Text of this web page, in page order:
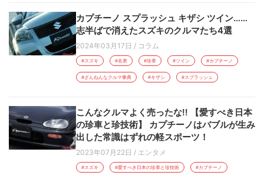
カプチーノ スプラッシュ キザシ ツイン……
志半ばで消えたスズキのクルマたち4選
2024年03月17日 / コラム
#スズキ #名車 #珍車 #ツイン #カプチーノ
#ざんねんなクルマ事典 #キザシ #スプラッシュ
こんなクルマよく売ったな!! 【愛すべき日本
の珍車と珍技術】 カプチーノはバブルが生み
出した常識はずれの軽スポーツ！
2023年07月22日 / エンタメ
#スズキ #愛すべき日本の珍車と珍技術 #カプチーノ